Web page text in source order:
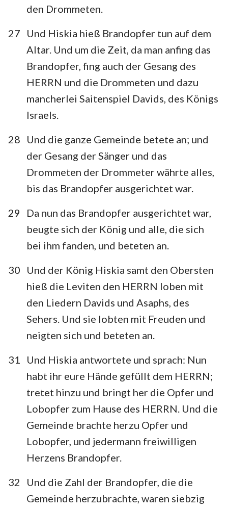
den Drommeten.
27
Und Hiskia hieß Brandopfer tun auf dem
Altar. Und um die Zeit, da man anfing das
Brandopfer, fing auch der Gesang des
HERRN und die Drommeten und dazu
mancherlei Saitenspiel Davids, des Königs
Israels.
28
Und die ganze Gemeinde betete an; und
der Gesang der Sänger und das
Drommeten der Drommeter währte alles,
bis das Brandopfer ausgerichtet war.
29
Da nun das Brandopfer ausgerichtet war,
beugte sich der König und alle, die sich
bei ihm fanden, und beteten an.
30
Und der König Hiskia samt den Obersten
hieß die Leviten den HERRN loben mit
den Liedern Davids und Asaphs, des
Sehers. Und sie lobten mit Freuden und
neigten sich und beteten an.
31
Und Hiskia antwortete und sprach: Nun
habt ihr eure Hände gefüllt dem HERRN;
tretet hinzu und bringt her die Opfer und
Lobopfer zum Hause des HERRN. Und die
Gemeinde brachte herzu Opfer und
Lobopfer, und jedermann freiwilligen
Herzens Brandopfer.
32
Und die Zahl der Brandopfer, die die
Gemeinde herzubrachte, waren siebzig